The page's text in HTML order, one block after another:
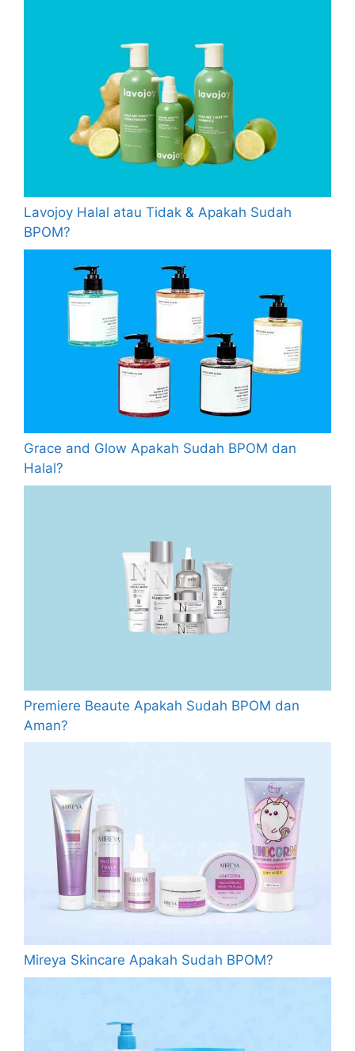
Lavojoy Halal atau Tidak & Apakah Sudah
BPOM?
Grace and Glow Apakah Sudah BPOM dan
Halal?
Premiere Beaute Apakah Sudah BPOM dan
Aman?
Mireya Skincare Apakah Sudah BPOM?